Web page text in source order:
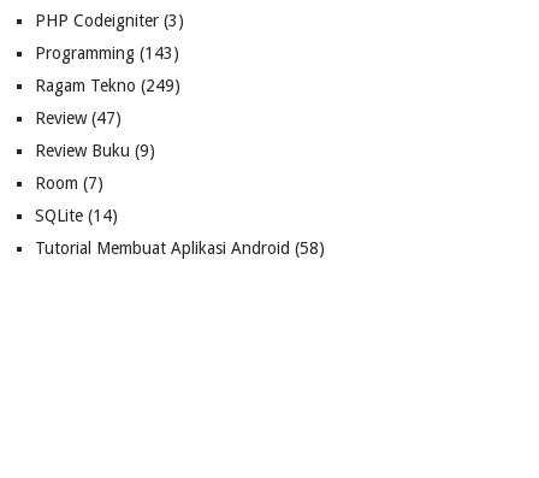
PHP Codeigniter(3)
Programming(143)
Ragam Tekno (249)
Review(47)
Review Buku (9)
Room (7)
SQLite(14)
Tutorial Membuat Aplikasi Android (58)